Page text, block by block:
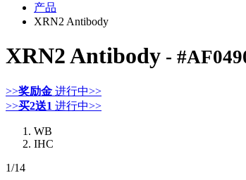
产品
XRN2 Antibody
XRN2 Antibody -
>>奖励金 进行中>>
>>买2送1 进行中>>
WB
IHC
1/14